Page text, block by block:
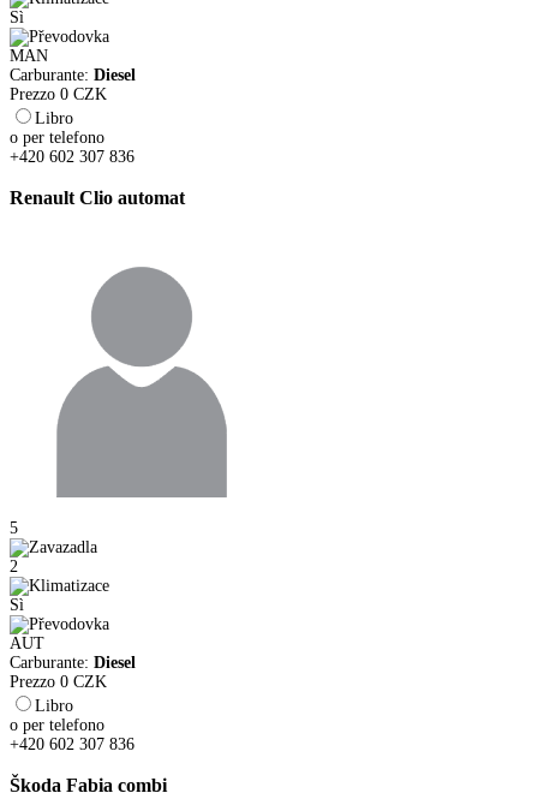
Sì
MAN
Carburante: Diesel
Prezzo 0 CZK
Libro
o per telefono
+420 602 307 836
Renault Clio automat
5
2
Sì
AUT
Carburante: Diesel
Prezzo 0 CZK
Libro
o per telefono
+420 602 307 836
Škoda Fabia combi